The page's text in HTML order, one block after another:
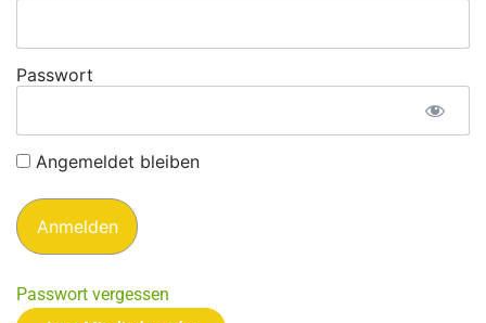
Passwort
Angemeldet bleiben
Passwort vergessen